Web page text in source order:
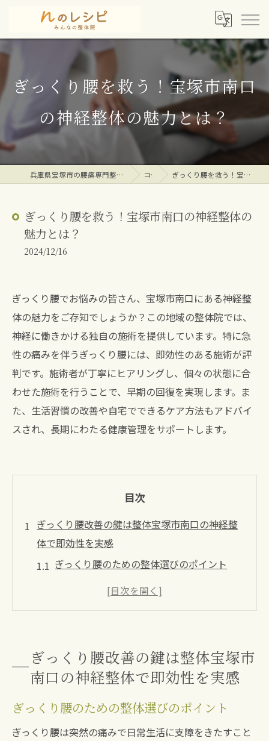
ぎっくり腰を救う！宝塚市南口
の神経整体の魅力とは？
兵庫県宝塚市の腰痛専門整体院ならｎのレシピみんなの整体院 コラム ぎっくり腰を救う！宝塚市南口の神経整体の魅力とは？
ぎっくり腰を救う！宝塚市南口の神経整体の
魅力とは？
2024/12/16
ぎっくり腰でお悩みの皆さん、宝塚市南口にある神経整
体の魅力をご存知でしょうか？この地域の整体院では、
神経に働きかける独自の施術を提供しています。特に急
性の痛みを伴うぎっくり腰には、即効性のある施術が評
判です。施術者が丁寧にヒアリングし、個々の状態に合
わせた施術を行うことで、早期の回復を実現します。ま
た、生活習慣の改善や自宅でできるケア方法もアドバイ
スされ、長期にわたる健康管理をサポートします。
目次
ぎっくり腰改善の鍵は整体宝塚市南口の神経整
体で即効性を実感
ぎっくり腰のための整体選びのポイント
神経整体の即効性を支える技術とは
神経整体で期待できるぎっくり腰の改善効
果
ぎっくり腰改善を加速する日常ケア
整体でぎっくり腰をスピード回復神経整体の秘
密
ぎっくり腰改善の鍵は整体宝塚市
南口の神経整体で即効性を実感
ぎっくり腰のための整体選びのポイント
ぎっくり腰は突然の痛みで日常生活に支障をきたすこと